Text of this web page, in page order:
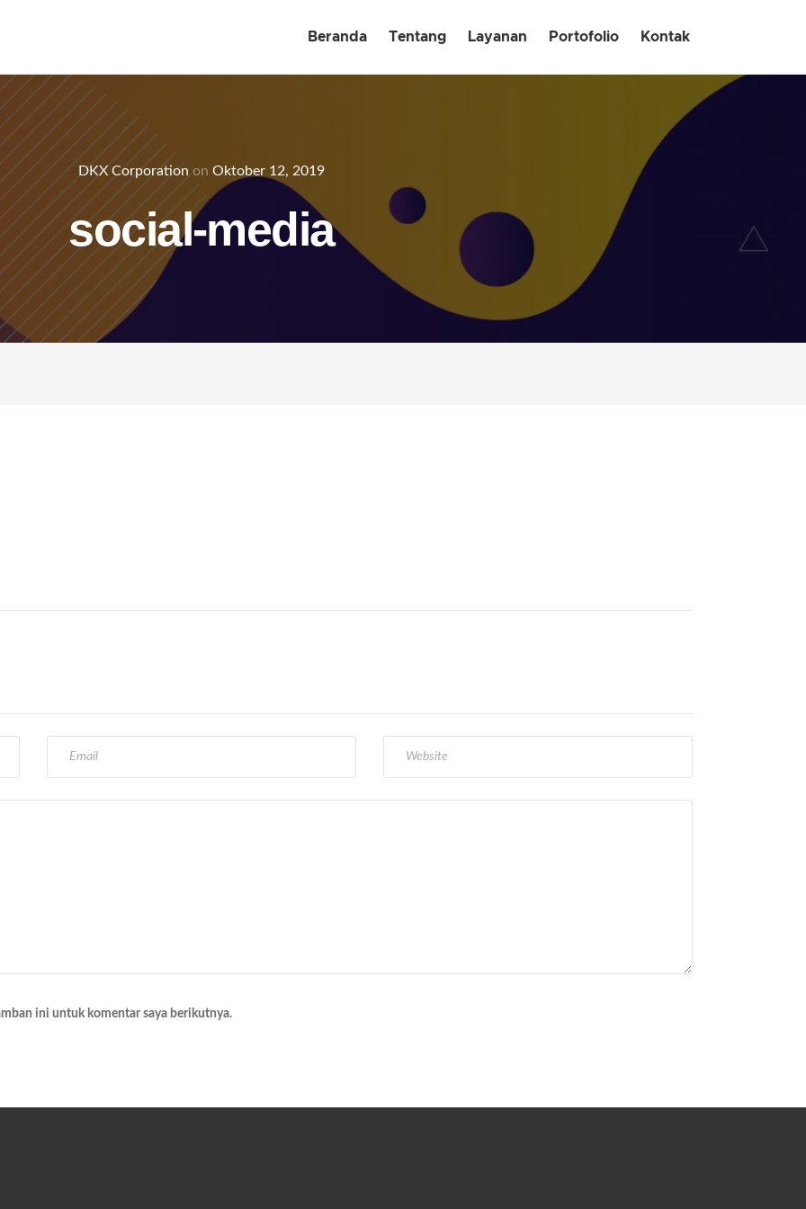
Beranda Tentang Layanan Portofolio Kontak
DKX Corporation on Oktober 12, 2019
social-media
ini untuk komentar saya berikutnya.